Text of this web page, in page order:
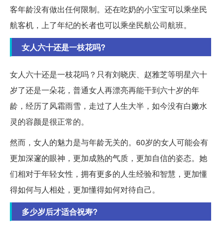
客年龄没有做出任何限制。还在吃奶的小宝宝可以乘坐民
航客机，上了年纪的长者也可以乘坐民航公司航班。
女人六十还是一枝花吗?
女人六十还是一枝花吗？只有刘晓庆、赵雅芝等明星六十
岁了还是一朵花，普通女人再漂亮再能干到六十岁的年
龄，经历了风霜雨雪，走过了人生大半，如今没有白嫩水
灵的容颜是很正常的。
然而，女人的魅力是与年龄无关的。60岁的女人可能会有
更加深邃的眼神，更加成熟的气质，更加自信的姿态。她
们相对于年轻女性，拥有更多的人生经验和智慧，更加懂
得如何与人相处，更加懂得如何对待自己。
多少岁后才适合祝寿?